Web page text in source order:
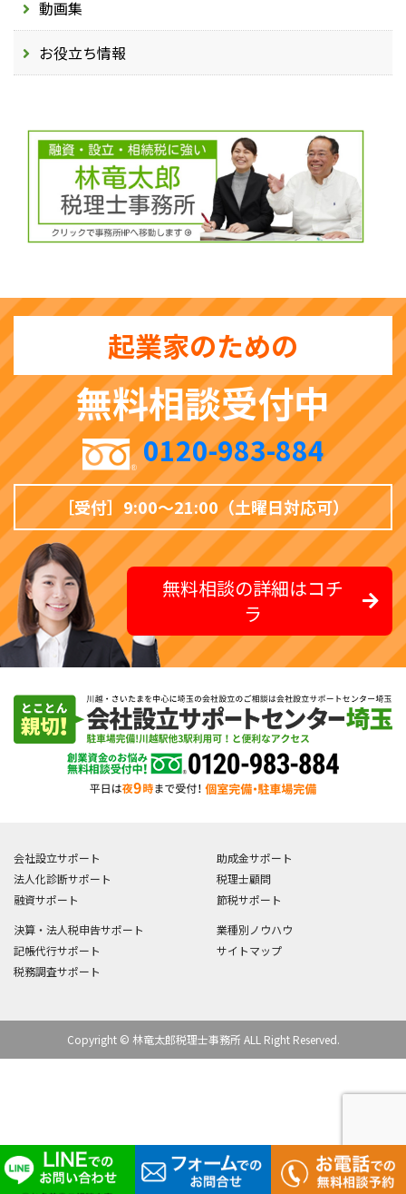
動画集
お役立ち情報
無料相談の詳細はコチ
ラ
起業家のための
無料相談受付中
0120-983-884
［受付］9:00〜21:00（土曜日対応可）
会社設立サポート
法人化診断サポート
融資サポート
助成金サポート
税理士顧問
節税サポート
決算・法人税申告サポート
記帳代行サポート
税務調査サポート
業種別ノウハウ
サイトマップ
Copyright © 林竜太郎税理士事務所 ALL Right Reserved.